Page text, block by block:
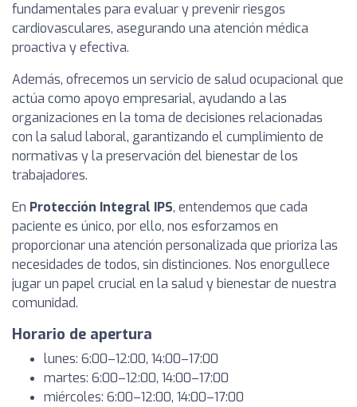
fundamentales para evaluar y prevenir riesgos
cardiovasculares, asegurando una atención médica
proactiva y efectiva.
Además, ofrecemos un servicio de salud ocupacional que
actúa como apoyo empresarial, ayudando a las
organizaciones en la toma de decisiones relacionadas
con la salud laboral, garantizando el cumplimiento de
normativas y la preservación del bienestar de los
trabajadores.
En Protección Integral IPS, entendemos que cada
paciente es único, por ello, nos esforzamos en
proporcionar una atención personalizada que prioriza las
necesidades de todos, sin distinciones. Nos enorgullece
jugar un papel crucial en la salud y bienestar de nuestra
comunidad.
Horario de apertura
lunes: 6:00–12:00, 14:00–17:00
martes: 6:00–12:00, 14:00–17:00
miércoles: 6:00–12:00, 14:00–17:00